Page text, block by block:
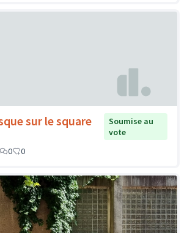
sur le square
Soumise au
vote
0 0